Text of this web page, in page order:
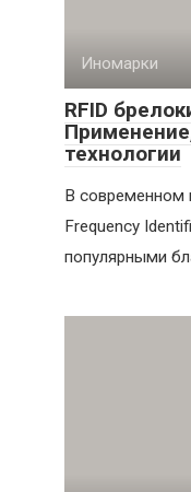
Иномарки
RFID
технологии
В современном
Frequency
популярными